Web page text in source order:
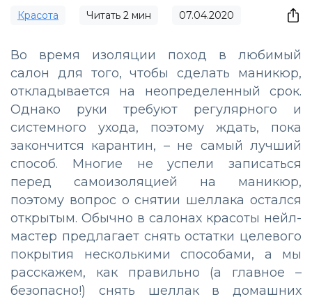
Красота Читать 2 мин 07.04.2020
Во время изоляции поход в любимый
салон для того, чтобы сделать маникюр,
откладывается на неопределенный срок.
Однако руки требуют регулярного и
системного ухода, поэтому ждать, пока
закончится карантин, – не самый лучший
способ. Многие не успели записаться
перед самоизоляцией на маникюр,
поэтому вопрос о снятии шеллака остался
открытым. Обычно в салонах красоты нейл-
мастер предлагает снять остатки целевого
покрытия несколькими способами, а мы
расскажем, как правильно (а главное –
безопасно!) снять шеллак в домашних